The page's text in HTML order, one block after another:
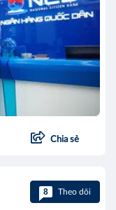
Chia sẻ
8 Theo dõi